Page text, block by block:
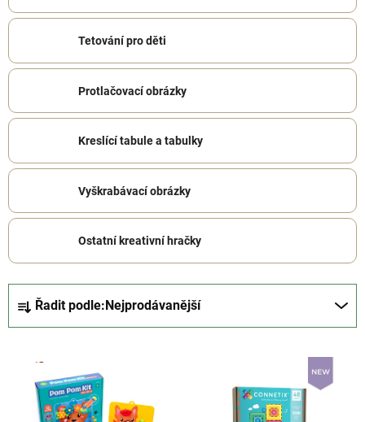
Tetování pro děti
Protlačovací obrázky
Kreslící tabule a tabulky
Vyškrabávací obrázky
Ostatní kreativní hračky
Řadit podle:Nejprodávanější